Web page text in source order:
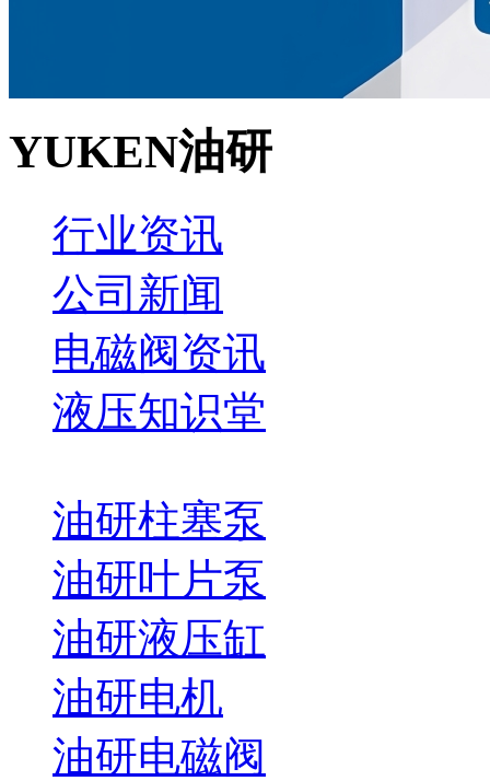
YUKEN油研
行业资讯
公司新闻
电磁阀资讯
液压知识堂
油研柱塞泵
油研叶片泵
油研液压缸
油研电机
油研电磁阀